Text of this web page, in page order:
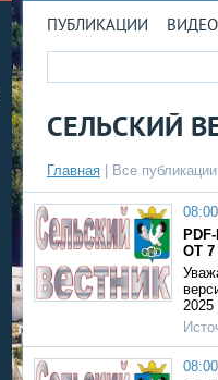
ПУБЛИКАЦИИ ВИДЕО
СЕЛЬСКИЙ
Главная Все публикации
08:00 |
ОТ 7
08:00 |